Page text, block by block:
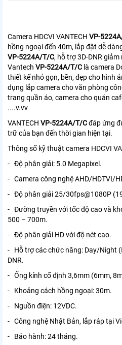
Camera HDCVI VANTECH VP-
hồng ngoại đến 40m, lắp đặt dễ
VP-5224A/T/C, hỗ trợ 3D-DNR
Vantech VP-5224A/T/C là camera
thiết kế nhỏ gọn, bền, đẹp cho hình
dụng lắp camera cho văn phòng
trang quần áo, camera cho quán
....v.vv
VANTECH VP-5224A/T/Cđáp ứng
trữ của bạn đến thời gian hiện tại.
Thông số kỹ thuật camera HDCVI
- Độ phân giải: 5.0 Megapixel.
- Camera công nghệ AHD/HDTVI/
- Độ phân giải 25/30fps@1080P
- Đường truyền với tốc độ cao và
500 – 700m.
- Độ phân giải HD với độ nét cao.
- Hỗ trợ các chức năng: Day/Night
DNR.
- Ống kính cố định 3,6mm (6mm,
- Khoảng cách hồng ngoại: 30m.
- Nguồn điện: 12VDC.
- Công nghệ Nhật Bản, lắp ráp tại
- Bảo hành: 24 tháng.